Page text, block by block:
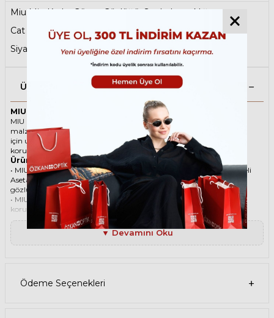
Miu Miu Kadın Güneş Gözlüğü,Sonbahar Şıklığı,
Cat Eye Güneş Gözlüğü, Kemik Güneş Gözlüğü,
Siyah Güneş Gözlüğü,Çok Satanlar
Ürün Açıklaması
MIU MIU 12ZS 16K1D0 56 Siyah Kadın Güneş Gözlüğü
MIU MIU ikonik Cat Eye Asetat güneş gözlüğü, tarzı ve kaliteli
malzemesi ile göz alıcı bir aksesuar. Hem erkekler hem de kadınlar
için uygun olan bu güneş gözlüğü, güneşin zararlı ışınlarından
korunmanızı sağlarken, stilinizi de yansıtır.
Ürün Faydaları
• MIU MIU 12ZS 16K1D0 56 Siyah Kadın güneş gözlüğü, yüksek kaliteli
Asetat çerçeveye ve Organik lense sahiptir. Bu malzemeler, güneş
gözlüğünüzün uzun ömürlü, dayanıklı ve konforlu olmasını sağlar.
• MIU MIU 12ZS 16K1D0 56 Kadın Siyah güneş gözlüğü, %100 UV
koruması sunar. Bu sayede, gözlerinizi güneşin zararlı ışınlarından
korur ve göz sağlığınızı korur. Yeşil cam rengi, ışığı dengeli bir şekilde
filtreler ve her ortamda rahat bir görüş sağlar.
Paket İçeriği
• MIU MIU 12ZS 16K1D0 56 Siyah Kadın Güneş Gözlüğü
• Gözlük temizleme bezi
Ürün Kullanımı
▼ Devamını Oku
Ödeme Seçenekleri